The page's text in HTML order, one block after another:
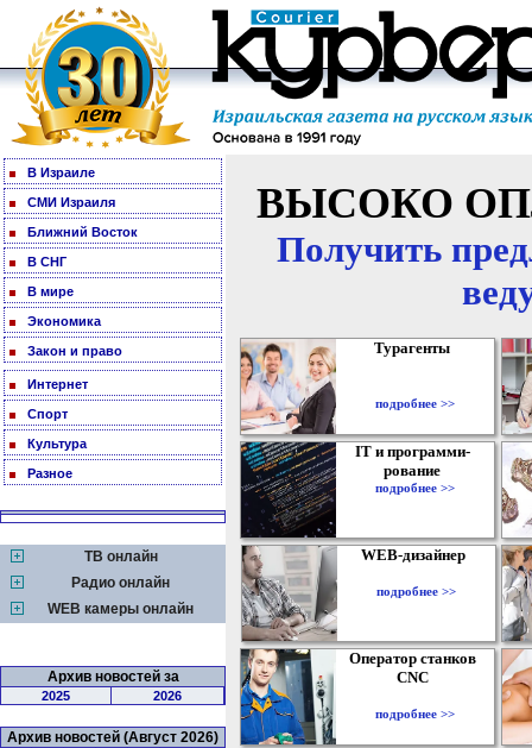
В Израиле
СМИ Израиля
Ближний Восток
В СНГ
В мире
Экономика
Закон и право
Интернет
Спорт
Культура
Разное
ТВ онлайн
Радио онлайн
WEB камеры онлайн
Архив новостей за
2025 2026
Архив новостей (Август 2026)
ВЫСОКО
Получить
Турагенты
подробнее >>
IT и программи-
рование
подробнее >>
WEB-дизайнер
подробнее >>
Оператор станков
CNC
подробнее >>